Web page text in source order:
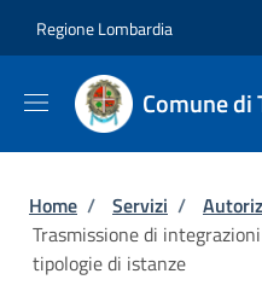
Regione Lombardia
Comune di
Briciole di
Home / Servizi /
Trasmissione di
tipologie di istanze